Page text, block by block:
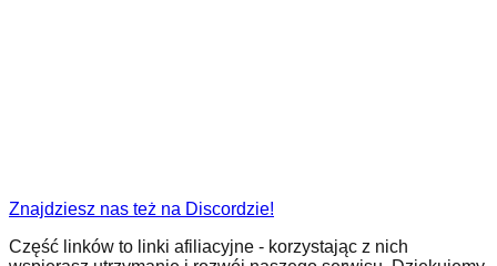
Znajdziesz nas też na Discordzie!
Część linków to linki afiliacyjne - korzystając z nich